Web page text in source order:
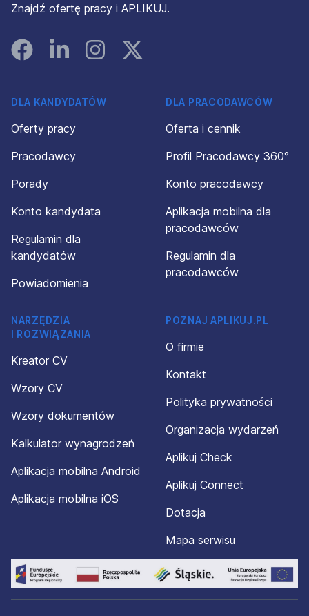
Znajdź ofertę pracy i APLIKUJ.
FacebookLinked InInstagramInstagram
DLA KANDYDATÓW
Oferty pracy
Pracodawcy
Porady
Konto kandydata
Regulamin dla
kandydatów
Powiadomienia
DLA PRACODAWCÓW
Oferta i cennik
Profil Pracodawcy 360°
Konto pracodawcy
Aplikacja mobilna dla
pracodawców
Regulamin dla
pracodawców
NARZĘDZIA
I ROZWIĄZANIA
Kreator CV
Wzory CV
Wzory dokumentów
Kalkulator wynagrodzeń
Aplikacja mobilna Android
Aplikacja mobilna iOS
POZNAJ APLIKUJ.PL
O firmie
Kontakt
Polityka prywatności
Organizacja wydarzeń
Aplikuj Check
Aplikuj Connect
Dotacja
Mapa serwisu